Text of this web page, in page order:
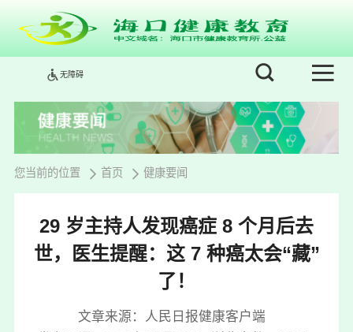
无障碍
您当前的位置 首页 健康要闻
29 岁主持人发现癌症 8 个月后去
世，医生提醒：这 7 种癌太会“藏”
了！
文章来源：人民日报健康客户端